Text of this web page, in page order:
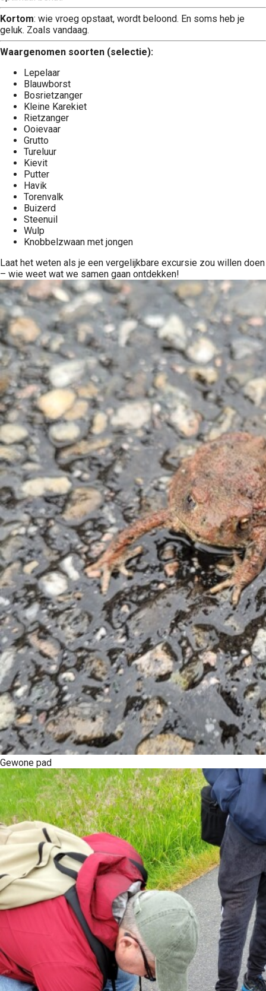
Kortom: wie vroeg opstaat, wordt beloond. En soms heb je
geluk. Zoals vandaag.
Waargenomen soorten (selectie):
Lepelaar
Blauwborst
Bosrietzanger
Kleine Karekiet
Rietzanger
Ooievaar
Grutto
Tureluur
Kievit
Putter
Havik
Torenvalk
Buizerd
Steenuil
Wulp
Knobbelzwaan met jongen
Laat het weten als je een vergelijkbare excursie zou willen doen
– wie weet wat we samen gaan ontdekken!
Gewone pad